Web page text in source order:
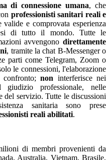
di connessione umana, che
professionisti sanitari reali e
e comprovata esperienza
di tutto il mondo. Tutte le
avvengono direttamente
, tramite la chat B-Messenger o
parti come Telegram, Zoom o
le connessioni, l'elaborazione
confronto;non interferisce nei
giudizio professionale, nelle
del servizio. Tutte le discussioni
sanitaria sono prese
reali abilitati.
di membri provenienti da
Australia, Vietnam, Brasile,